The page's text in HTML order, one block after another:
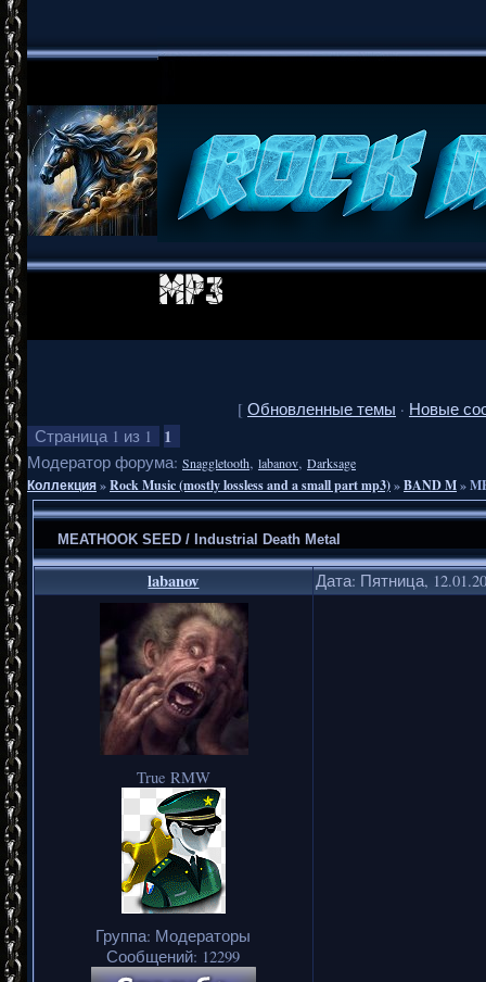
[ Обновленные темы · Новые
Страница 1 из 1 1
Модератор форума: Snaggletooth, labanov, Darksage
Коллекция»Rock Music (mostly lossless and a small part mp3)»BAND M»
MEATHOOK SEED / Industrial Death Metal
labanov Дата: Пятница,
True RMW
Группа: Модераторы
Сообщений: 12299